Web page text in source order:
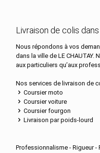
Livraison de colis
Nous répondons à vos
dans la ville de LE CHAUTAY.
aux particuliers qu’aux
Nos services de livraison de
Coursier moto
Coursier voiture
Coursier fourgon
Livraison par poids-lourd
Professionnalisme - Rigueur -